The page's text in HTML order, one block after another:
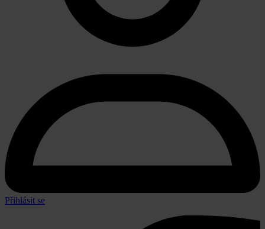
Přihlásit se